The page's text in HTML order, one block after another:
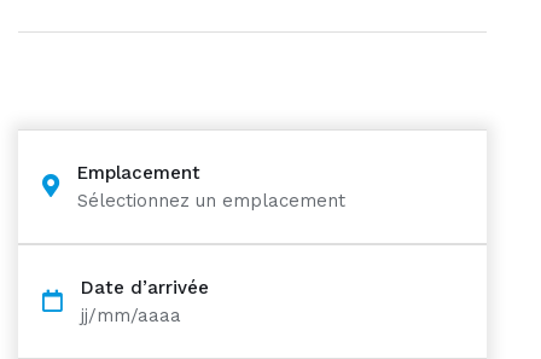
Emplacement
Sélectionnez un emplacement
Date d’arrivée
jj/mm/aaaa